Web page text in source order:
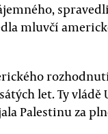
mluvčí
let. Ty
Palestinu za